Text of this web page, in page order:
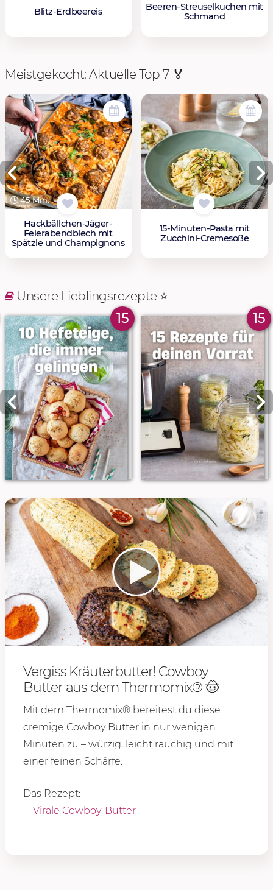
Blitz-Erdbeereis
Beeren-Streuselkuchen mit
Schmand
Meistgekocht: Aktuelle Top 7 🏅
45 Min.
Hackbällchen-Jäger-
Feierabendblech mit
Spätzle und Champignons
15-Minuten-Pasta mit
Zucchini-Cremesoße
Unsere Lieblingsrezepte ⭐️
15 15
Vergiss Kräuterbutter! Cowboy
Butter aus dem Thermomix® 🤠
Mit dem Thermomix® bereitest du diese
cremige Cowboy Butter in nur wenigen
Minuten zu – würzig, leicht rauchig und mit
einer feinen Schärfe.
Das Rezept:
Virale Cowboy-Butter